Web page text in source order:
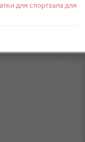
для спортзала для